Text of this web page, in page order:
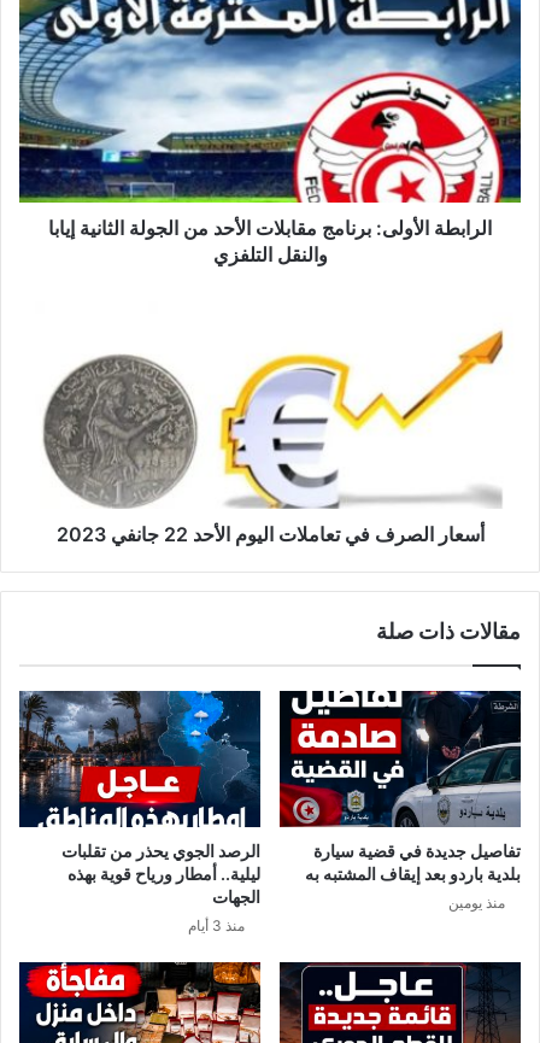
الأولى:
برنامج
مقابلات
الأحد
من
الجولة
الثانية
إيابا
والنقلالرابطة الأولى: برنامج مقابلات الأحد من الجولة الثانية إيابا
والنقل التلفزي
الصرف
في
2023
أسعار الصرف في تعاملات اليوم الأحد 22 جانفي 2023
مقالات ذات صلة
تفاصيل جديدة في قضية سيارة
بلدية باردو بعد إيقاف المشتبه به
منذ يومين
الرصد الجوي يحذر من تقلبات
ليلية.. أمطار ورياح قوية بهذه
الجهات
منذ 3 أيام